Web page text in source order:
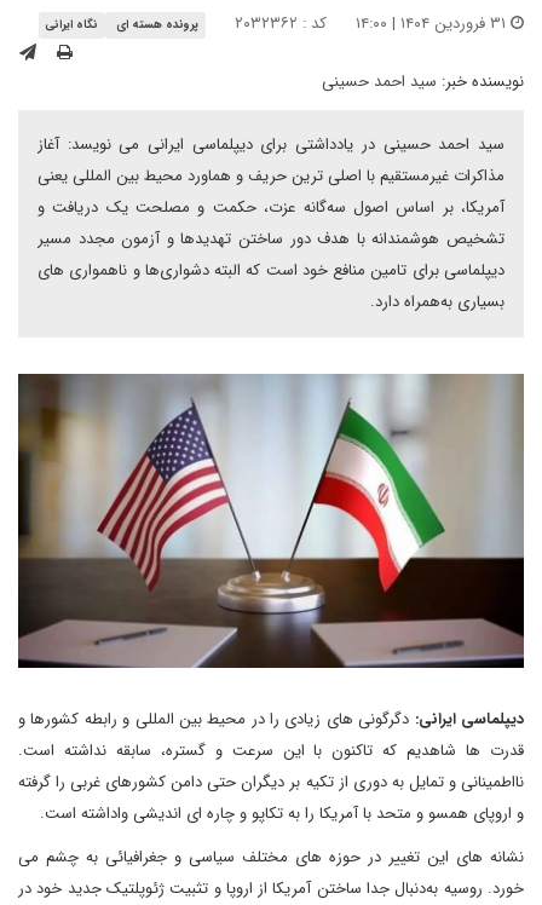
کد : ۲۰۳۲۳۶۲ پرونده هسته ای نگاه ایرانی
نویسنده خبر: سید احمد حسینی
سید احمد حسینی در یادداشتی برای دیپلماسی ایرانی می نویسد: آغاز
مذاکرات غیرمستقیم با اصلی ترین حریف و هماورد محیط بین المللی یعنی
آمریکا، بر اساس اصول سه‌گانه عزت، حکمت و مصلحت یک دریافت و
تشخیص هوشمندانه با هدف دور ساختن تهدیدها و آزمون مجدد مسیر
دیپلماسی برای تامین منافع خود است که البته دشواری‌ها و ناهمواری های
بسیاری به‌همراه دارد.
دیپلماسی ایرانی: دگرگونی های زیادی را در محیط بین المللی و رابطه کشورها و
قدرت ها شاهدیم که تاکنون با این سرعت و گستره، سابقه نداشته است.
نااطمینانی و تمایل به دوری از تکیه بر دیگران حتی دامن کشورهای غربی را گرفته
و اروپای همسو و متحد با آمریکا را به تکاپو و چاره ای اندیشی واداشته است.
نشانه های این تغییر در حوزه های مختلف سیاسی و جغرافیائی به چشم می
خورد. روسیه به‌دنبال جدا ساختن آمریکا از اروپا و تثبیت ژئوپلتیک جدید خود در